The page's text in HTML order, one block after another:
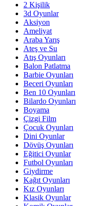
2 Kişilik
3d Oyunlar
Aksiyon
Ameliyat
Araba Yarış
Ateş ve Su
Atış Oyunları
Balon Patlatma
Barbie Oyunları
Beceri Oyunları
Ben 10 Oyunları
Bilardo Oyunları
Boyama
Çizgi Film
Çocuk Oyunları
Dini Oyunlar
Dövüş Oyunları
Eğitici Oyunlar
Futbol Oyunları
Giydirme
Kağıt Oyunları
Kız Oyunları
Klasik Oyunlar